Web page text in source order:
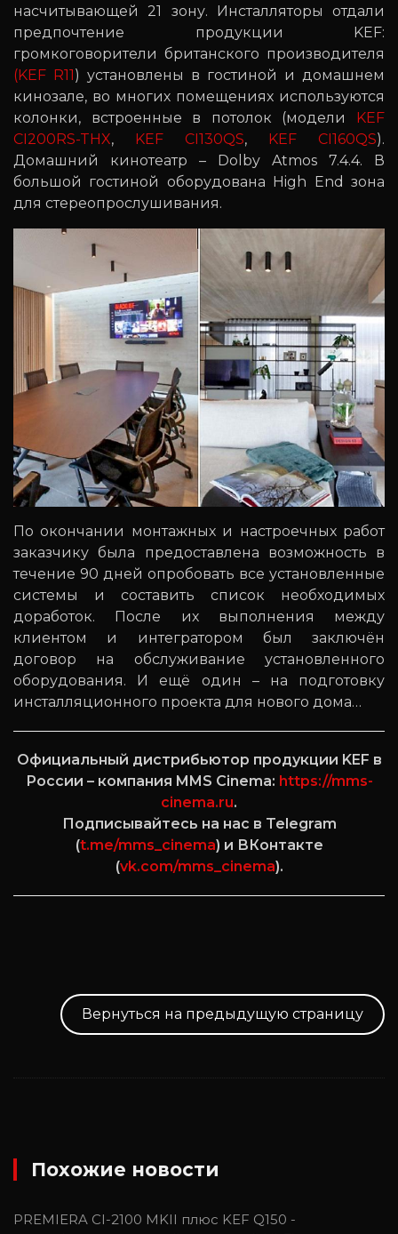
насчитывающей 21 зону. Инсталляторы отдали
предпочтение продукции KEF:
громкоговорители британского производителя
(KEF R11 ) установлены в гостиной и домашнем
кинозале, во многих помещениях используются
колонки, встроенные в потолок (модели
KEF
CI200RS-THX, KEF CI130QS, KEF CI160QS).
Домашний кинотеатр – Dolby Atmos 7.4.4. В
большой гостиной оборудована High End зона
для стереопрослушивания.
По окончании монтажных и настроечных работ
заказчику была предоставлена возможность в
течение 90 дней опробовать все установленные
системы и составить список необходимых
доработок. После их выполнения между
клиентом и интегратором был заключён
договор на обслуживание установленного
оборудования. И ещё один – на подготовку
инсталляционного проекта для нового дома…
Официальный дистрибьютор продукции KEF в
России – компания MMS Cinema: https://mms-
cinema.ru.
Подписывайтесь на нас в Telegram
(t.me/mms_cinema) и ВКонтакте
(vk.com/mms_cinema).
Вернуться на предыдущую страницу
Похожие новости
PREMIERA CI-2100 MKII плюс KEF Q150 -